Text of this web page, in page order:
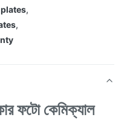
,
,
ফটো কেমিক্যাল